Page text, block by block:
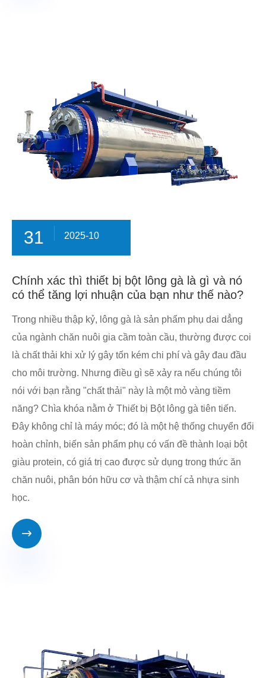
31 2025-10
Chính xác thì thiết bị bột lông gà là gì và nó
có thể tăng lợi nhuận của bạn như thế nào?
Trong nhiều thập kỷ, lông gà là sản phẩm phụ dai dẳng
của ngành chăn nuôi gia cầm toàn cầu, thường được coi
là chất thải khi xử lý gây tốn kém chi phí và gây đau đầu
cho môi trường. Nhưng điều gì sẽ xảy ra nếu chúng tôi
nói với bạn rằng "chất thải" này là một mỏ vàng tiềm
năng? Chìa khóa nằm ở Thiết bị Bột lông gà tiên tiến.
Đây không chỉ là máy móc; đó là một hệ thống chuyển đổi
hoàn chỉnh, biến sản phẩm phụ có vấn đề thành loại bột
giàu protein, có giá trị cao được sử dụng trong thức ăn
chăn nuôi, phân bón hữu cơ và thậm chí cả nhựa sinh
học.
